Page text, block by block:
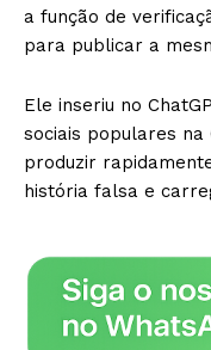
a função de
para publicar a
Ele inseriu no
sociais populares na
produzir
história falsa e